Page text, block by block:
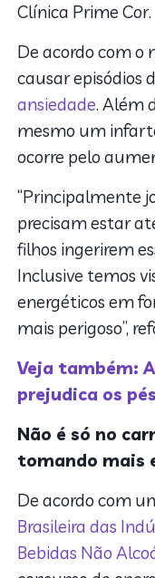
Clínica Prime Cor.
De acordo com o
causar episódios
ansiedade. Além
mesmo um
ocorre pelo
“Principalmente
precisam estar
filhos ingerirem
Inclusive temos
energéticos em
mais perigoso”,
Veja também:
prejudica os
Não é só no
tomando mais
De acordo com
Brasileira das
Bebidas Não